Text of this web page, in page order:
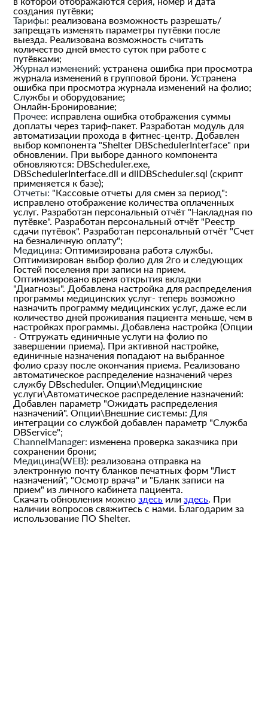
создания путёвки;
Тарифы: реализована возможность разрешать/
запрещать изменять параметры путёвки после
выезда. Реализована возможность считать
количество дней вместо суток при работе с
путёвками;
Журнал изменений: устранена ошибка при просмотра
журнала изменений в групповой брони. Устранена
ошибка при просмотра журнала изменений на фолио;
Службы и оборудование;
Онлайн-Бронирование;
Прочее: исправлена ошибка отображения суммы
доплаты через тариф-пакет. Разработан модуль для
автоматизации прохода в фитнес-центр. Добавлен
выбор компонента "Shelter DBSchedulerInterface" при
обновлении. При выборе данного компонента
обновляются: DBScheduler.exe,
DBSchedulerInterface.dll и dllDBScheduler.sql (скрипт
применяется к базе);
Отчеты: "Кассовые отчеты для смен за период":
исправлено отображение количества оплаченных
услуг. Разработан персональный отчёт "Накладная по
путёвке". Разработан персональный отчёт "Реестр
сдачи путёвок". Разработан персональный отчёт "Счет
на безналичную оплату";
Медицина: Оптимизирована работа службы.
Оптимизирован выбор фолио для 2го и следующих
Гостей поселения при записи на прием.
Оптимизировано время открытия вкладки
"Диагнозы". Добавлена настройка для распределения
программы медицинских услуг- теперь возможно
назначить программу медицинских услуг, даже если
количество дней проживания пациента меньше, чем в
настройках программы. Добавлена настройка (Опции
- Отгружать единичные услуги на фолио по
завершении приема). При активной настройке,
единичные назначения попадают на выбранное
фолио сразу после окончания приема. Реализовано
автоматическое распределение назначений через
службу DBscheduler. Опции\Медицинские
услуги\Автоматическое распределение назначений:
Добавлен параметр "Ожидать распределения
назначений". Опции\Внешние системы: Для
интеграции со службой добавлен параметр "Служба
DBService";
ChannelManager: изменена проверка заказчика при
сохранении брони;
Медицина(WEB): реализована отправка на
электронную почту бланков печатных форм "Лист
назначений", "Осмотр врача" и "Бланк записи на
прием" из личного кабинета пациента.
Скачать обновления можноздесь илиздесь. При
наличии вопросов свяжитесь с нами. Благодарим за
использование ПО Shelter.